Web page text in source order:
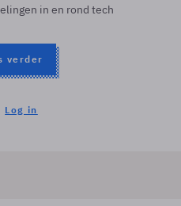
in en rond tech
verder
Log in